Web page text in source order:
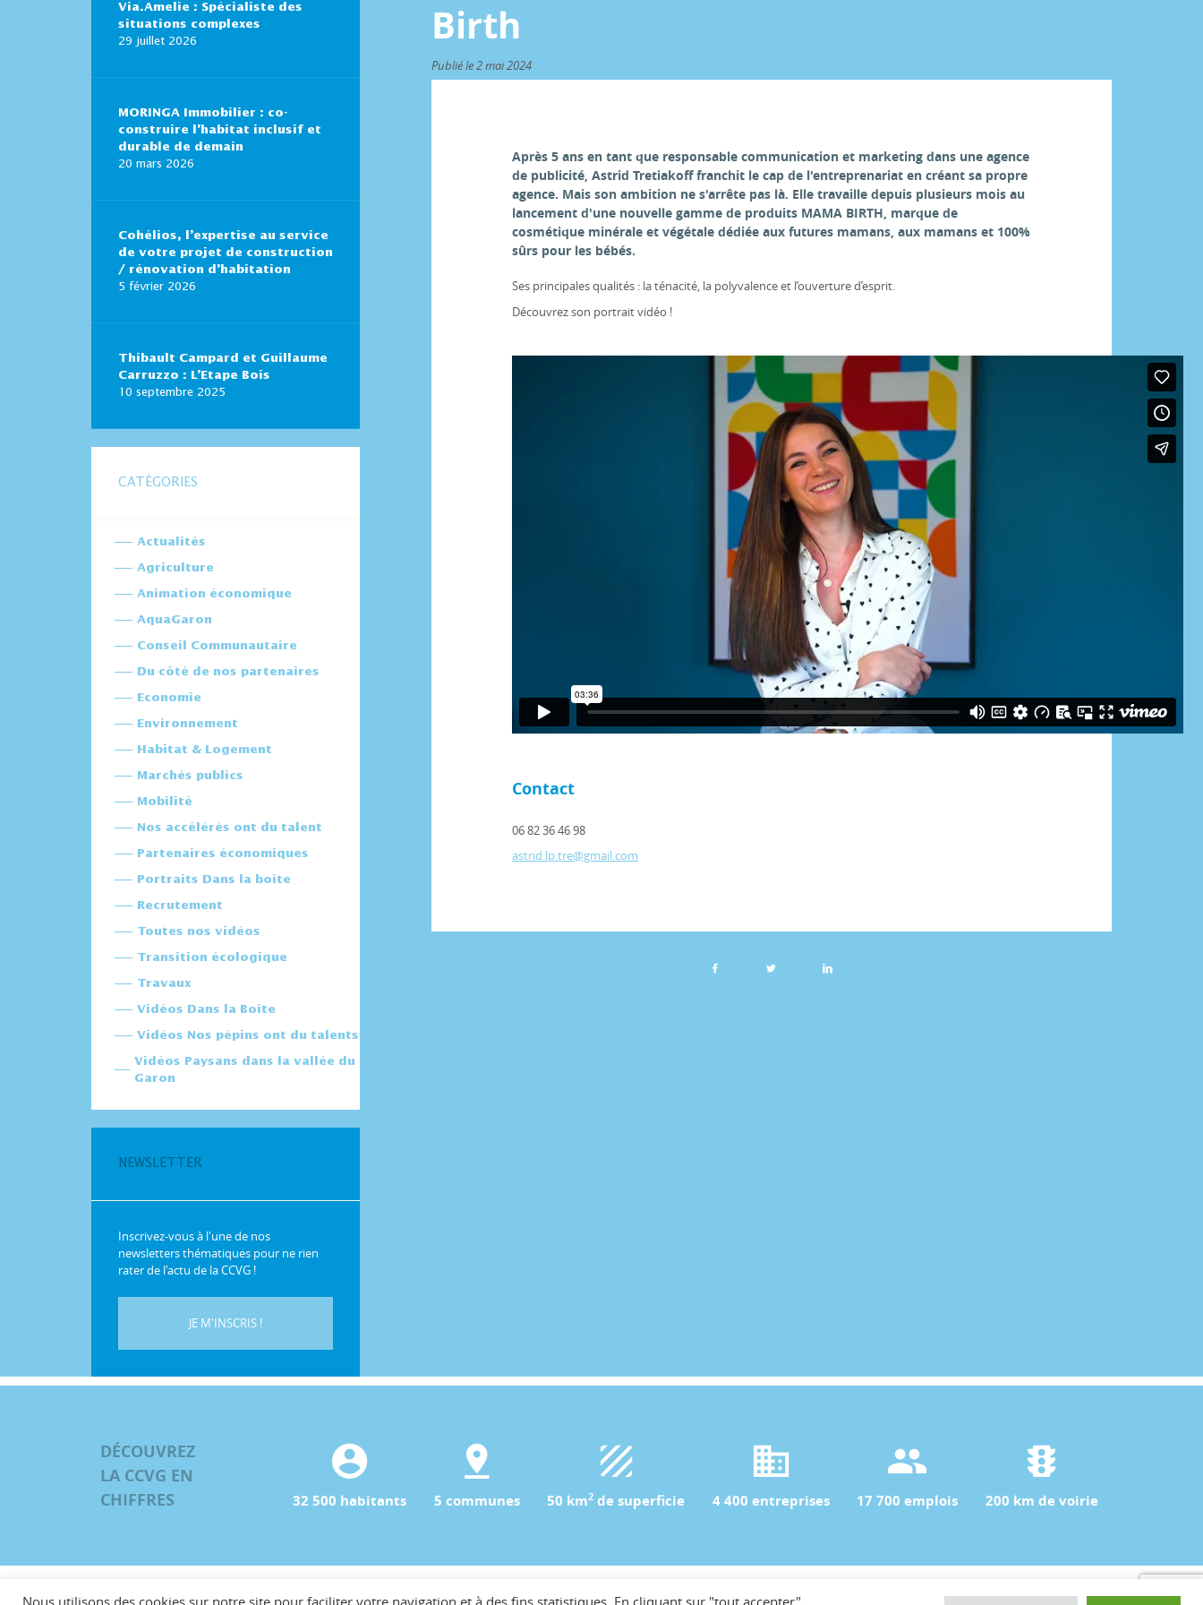
Via.Amelie : Spécialiste des
situations complexes
29 juillet 2026
MORINGA Immobilier : co-
construire l’habitat inclusif et
durable de demain
20 mars 2026
Cohélios, l’expertise au service
de votre projet de construction
/ rénovation d’habitation
5 février 2026
Thibault Campard et Guillaume
Carruzzo : L’Etape Bois
10 septembre 2025
CATÉGORIES
Actualités
Agriculture
Animation économique
AquaGaron
Conseil Communautaire
Du côté de nos partenaires
Economie
Environnement
Habitat & Logement
Marchés publics
Mobilité
Nos accélérés ont du talent
Partenaires économiques
Portraits Dans la boîte
Recrutement
Toutes nos vidéos
Transition écologique
Travaux
Vidéos Dans la Boîte
Vidéos Nos pépins ont du talents
Vidéos Paysans dans la vallée du
Garon
NEWSLETTER
Inscrivez-vous à l'une de nos
newsletters thématiques pour ne rien
rater de l'actu de la CCVG !
JE M'INSCRIS !
Birth
Publié le 2 mai 2024
Après 5 ans en tant que responsable communication et marketing dans une agence
de publicité, Astrid Tretiakoff franchit le cap de l'entreprenariat en créant sa propre
agence. Mais son ambition ne s'arrête pas là. Elle travaille depuis plusieurs mois au
lancement d'une nouvelle gamme de produits MAMA BIRTH, marque de
cosmétique minérale et végétale dédiée aux futures mamans, aux mamans et 100%
sûrs pour les bébés.
Ses principales qualités : la ténacité, la polyvalence et l’ouverture d’esprit.
Découvrez son portrait vidéo !
Contact
06 82 36 46 98
astrid.lp.tre@gmail.com
DÉCOUVREZ
LA CCVG EN
CHIFFRES
32 500 habitants 5 communes 50 km2 de superficie 4 400 entreprises 17 700 emplois 200 km de voirie
Nous utilisons des cookies sur notre site pour faciliter votre navigation et à des fins statistiques. En cliquant sur "tout accepter"